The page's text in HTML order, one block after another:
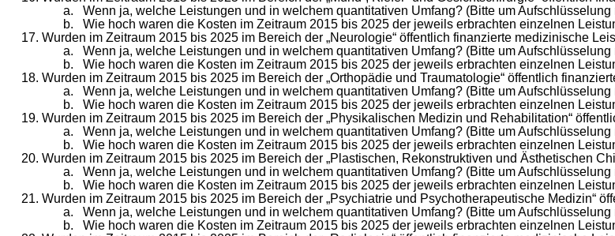
a. Wenn ja, welche Leistungen und in welchem quantitativen Umfang? (Bitte um Aufschlüsselung
b. Wie hoch waren die Kosten im Zeitraum 2015 bis 2025 der jeweils erbrachten einzelnen
17. Wurden im Zeitraum 2015 bis 2025 im Bereich der „Neurologie“ öffentlich finanzierte medizinische
a. Wenn ja, welche Leistungen und in welchem quantitativen Umfang? (Bitte um Aufschlüsselung
b. Wie hoch waren die Kosten im Zeitraum 2015 bis 2025 der jeweils erbrachten einzelnen
18. Wurden im Zeitraum 2015 bis 2025 im Bereich der „Orthopädie und Traumatologie“ öffentlich
a. Wenn ja, welche Leistungen und in welchem quantitativen Umfang? (Bitte um Aufschlüsselung
b. Wie hoch waren die Kosten im Zeitraum 2015 bis 2025 der jeweils erbrachten einzelnen
19. Wurden im Zeitraum 2015 bis 2025 im Bereich der „Physikalischen Medizin und Rehabilitation“
a. Wenn ja, welche Leistungen und in welchem quantitativen Umfang? (Bitte um Aufschlüsselung
b. Wie hoch waren die Kosten im Zeitraum 2015 bis 2025 der jeweils erbrachten einzelnen
20. Wurden im Zeitraum 2015 bis 2025 im Bereich der „Plastischen, Rekonstruktiven und Ästhetischen
a. Wenn ja, welche Leistungen und in welchem quantitativen Umfang? (Bitte um Aufschlüsselung
b. Wie hoch waren die Kosten im Zeitraum 2015 bis 2025 der jeweils erbrachten einzelnen
21. Wurden im Zeitraum 2015 bis 2025 im Bereich der „Psychiatrie und Psychotherapeutische Medizin“
a. Wenn ja, welche Leistungen und in welchem quantitativen Umfang? (Bitte um Aufschlüsselung
b. Wie hoch waren die Kosten im Zeitraum 2015 bis 2025 der jeweils erbrachten einzelnen